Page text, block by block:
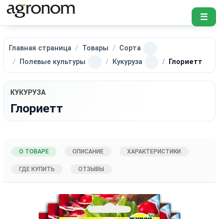
☰
Главная страница Товары
Сорта
Полевые культуры
Кукуруза Глориетт
КУКУРУЗА
Глориетт
О ТОВАРЕ ОПИСАНИЕ ХАРАКТЕРИСТИКИ
ГДЕ КУПИТЬ ОТЗЫВЫ